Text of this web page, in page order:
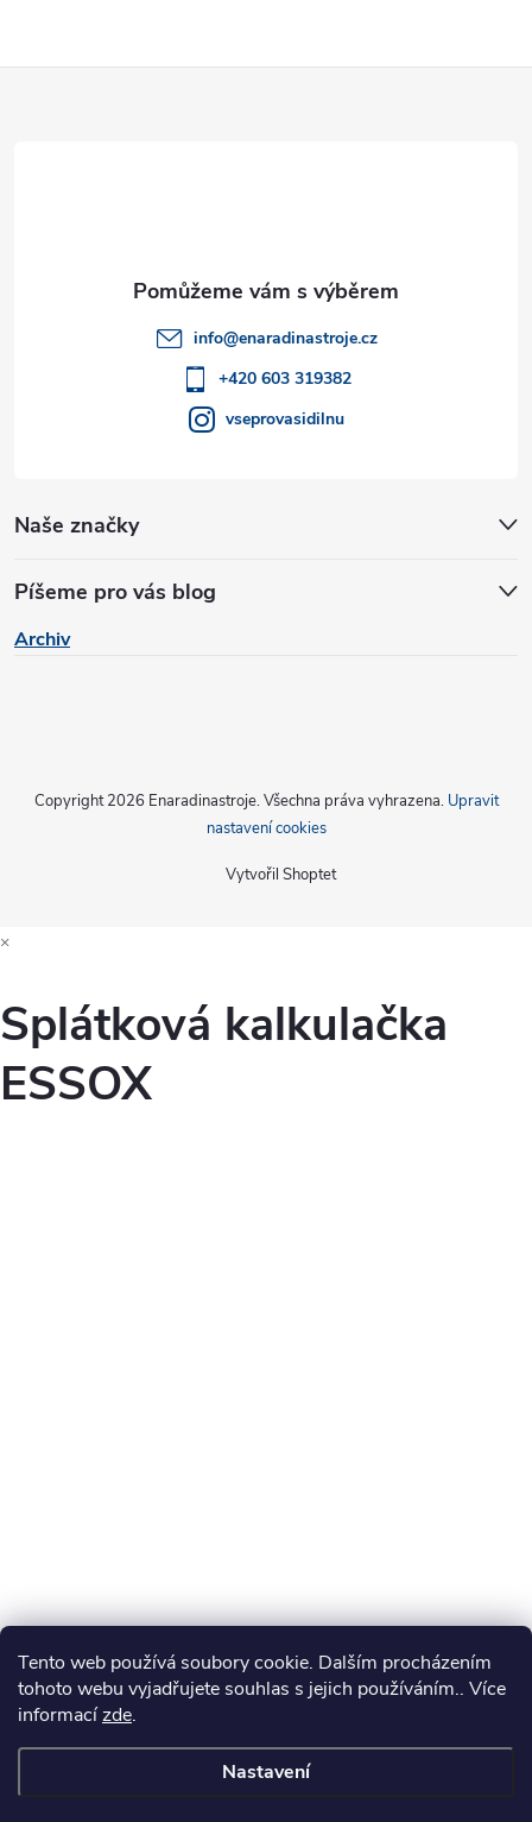
Tento web používá soubory cookie. Dalším procházením
tohoto webu vyjadřujete souhlas s jejich používáním.. Více
informacízde.
Nastavení
Naše značky
Píšeme pro vás blog
Archiv
info@enaradinastroje.cz
+420 603 319382
vseprovasidilnu
Vytvořil Shoptet
Copyright 2026 Enaradinastroje. Všechna práva vyhrazena. Upravit
nastavení cookies
×
Splátková kalkulačka
ESSOX